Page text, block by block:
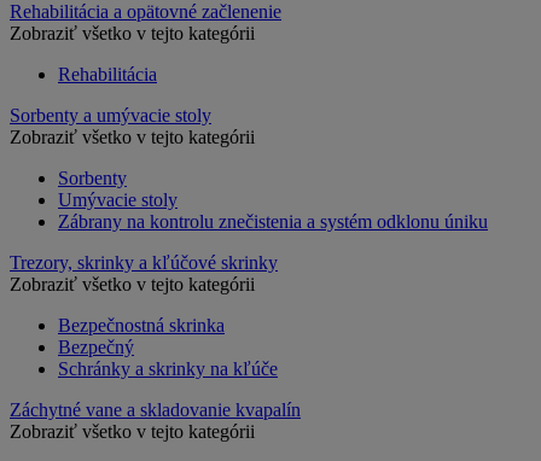
Rehabilitácia a opätovné začlenenie
Zobraziť všetko v tejto kategórii
Rehabilitácia
Sorbenty a umývacie stoly
Zobraziť všetko v tejto kategórii
Sorbenty
Umývacie stoly
Zábrany na kontrolu znečistenia a systém odklonu úniku
Trezory, skrinky a kľúčové skrinky
Zobraziť všetko v tejto kategórii
Bezpečnostná skrinka
Bezpečný
Schránky a skrinky na kľúče
Záchytné vane a skladovanie kvapalín
Zobraziť všetko v tejto kategórii